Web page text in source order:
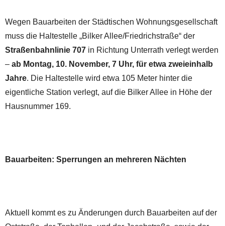
Wegen Bauarbeiten der Städtischen Wohnungsgesellschaft
muss die Haltestelle „Bilker Allee/Friedrichstraße“ der
Straßenbahnlinie 707 in Richtung Unterrath verlegt werden
– ab Montag, 10. November, 7 Uhr, für etwa zweieinhalb
Jahre. Die Haltestelle wird etwa 105 Meter hinter die
eigentliche Station verlegt, auf die Bilker Allee in Höhe der
Hausnummer 169.
Bauarbeiten: Sperrungen an mehreren Nächten
Aktuell kommt es zu Änderungen durch Bauarbeiten auf der